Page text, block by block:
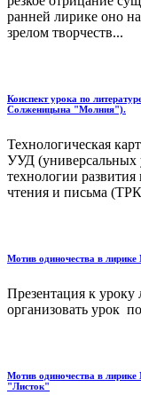
ранней лирике оно
зрелом творчеств...
Конспект урока по
Солженицына "Молния").
Технологическая
УУД (универсальных
технологии
чтения и письма
Мотив одиночества в
Презентация к
организовать урок
Мотив одиночества в
"Листок"